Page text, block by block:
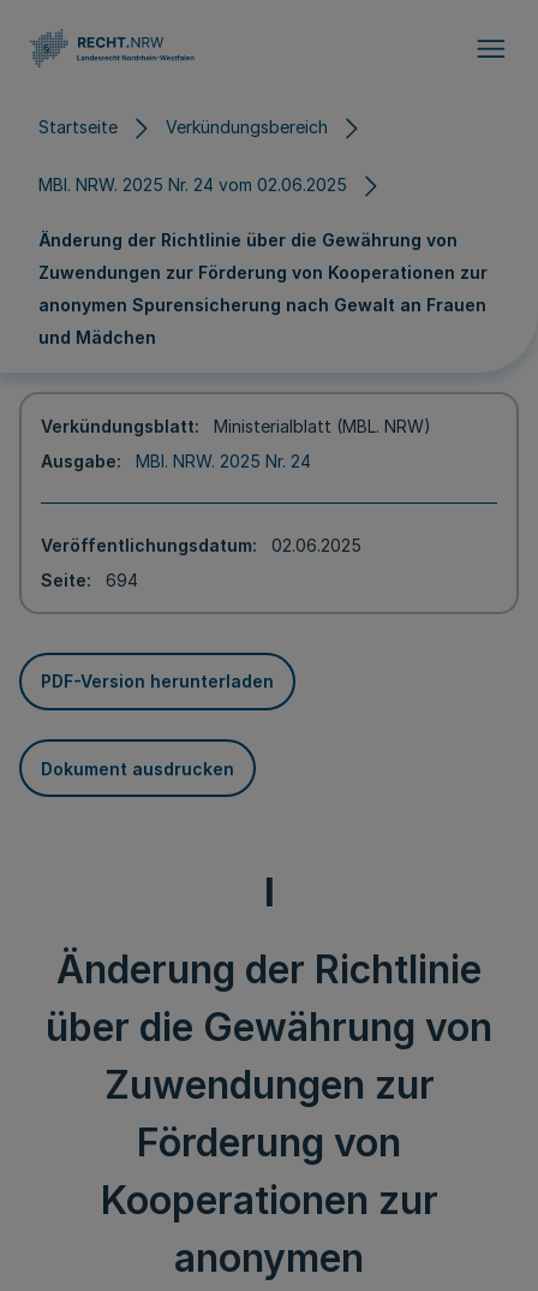
Startseite Verkündungsbereich
MBl. NRW. 2025 Nr. 24 vom 02.06.2025
Änderung der Richtlinie über die Gewährung von
Zuwendungen zur Förderung von Kooperationen zur
anonymen Spurensicherung nach Gewalt an Frauen
und Mädchen
Verkündungsblatt
Ministerialblatt (MBL. NRW)
Ausgabe
MBl. NRW. 2025 Nr. 24
Veröffentlichungsdatum
02.06.2025
Seite
694
PDF-Version herunterladen
Dokument ausdrucken
I
Änderung der Richtlinie
über die Gewährung von
Zuwendungen zur
Förderung von
Kooperationen zur
anonymen